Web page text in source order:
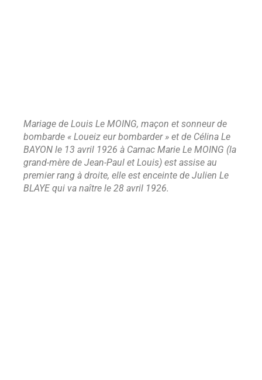
Mariage de Louis Le MOING, maçon et sonneur de
bombarde « Loueiz eur bombarder » et de Célina Le
BAYON le 13 avril 1926 à Carnac Marie Le MOING (la
grand-mère de Jean-Paul et Louis) est assise au
premier rang à droite, elle est enceinte de Julien Le
BLAYE qui va naître le 28 avril 1926.